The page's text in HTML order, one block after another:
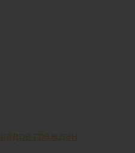
граждан